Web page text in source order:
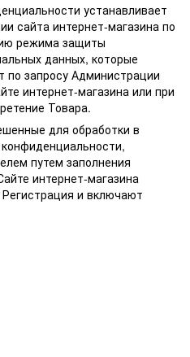
устанавливает
сайта интернет-магазина по
режима защиты
данных, которые
по запросу Администрации
интернет-магазина или при
Товара.
для обработки в
путем заполнения
интернет-магазина
и включают